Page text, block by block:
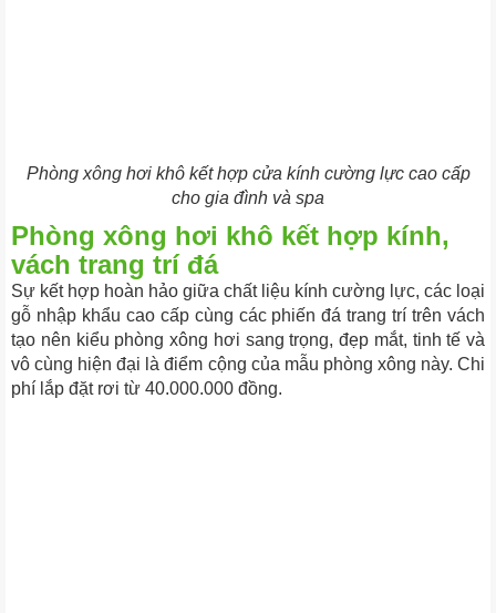
Phòng xông hơi khô kết hợp cửa kính cường lực cao cấp
cho gia đình và spa
Phòng xông hơi khô kết hợp kính,
vách trang trí đá
Sự kết hợp hoàn hảo giữa chất liệu kính cường lực, các loại
gỗ nhập khẩu cao cấp cùng các phiến đá trang trí trên vách
tạo nên kiểu phòng xông hơi sang trọng, đẹp mắt, tinh tế và
vô cùng hiện đại là điểm cộng của mẫu phòng xông này. Chi
phí lắp đặt rơi từ 40.000.000 đồng.